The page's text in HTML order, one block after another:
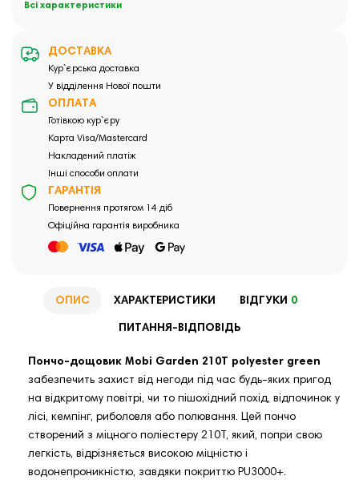
Всі характеристики
ДОСТАВКА
Кур`єрська доставка
У відділення Нової пошти
ОПЛАТА
Готівкою кур`єру
Карта Visa/Mastercard
Накладений платіж
Інші способи оплати
ГАРАНТІЯ
Повернення протягом 14 діб
Офіційна гарантія виробника
ОПИС ХАРАКТЕРИСТИКИ ВІДГУКИ 0
ПИТАННЯ-ВІДПОВІДЬ
Пончо-дощовик Mobi Garden 210T polyester green
забезпечить захист від негоди під час будь-яких пригод
на відкритому повітрі, чи то пішохідний похід, відпочинок у
лісі, кемпінг, риболовля або полювання. Цей пончо
створений з міцного поліестеру 210T, який, попри свою
легкість, відрізняється високою міцністю і
водонепроникністю, завдяки покриттю PU3000+.